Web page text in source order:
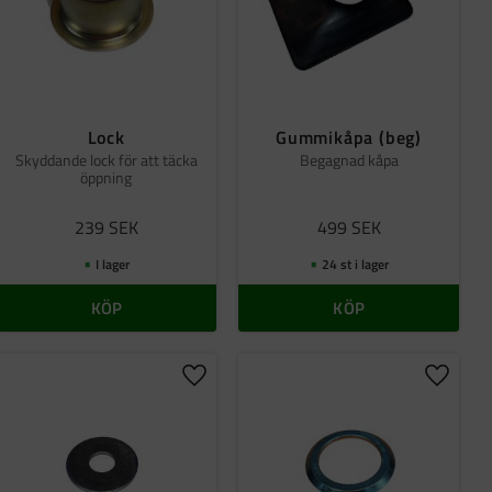
Lock
Skyddande lock för att täcka
öppning
239 SEK
I lager
KÖP
Gummikåpa (beg)
Begagnad kåpa
499 SEK
24 st i lager
KÖP
i favoriter Lägg till i favoriter Lägg